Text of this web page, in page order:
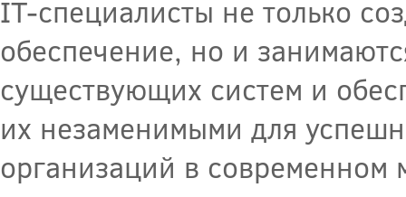
IT-специалисты не только
обеспечение, но и
существующих систем и
их незаменимыми для
организаций в современном